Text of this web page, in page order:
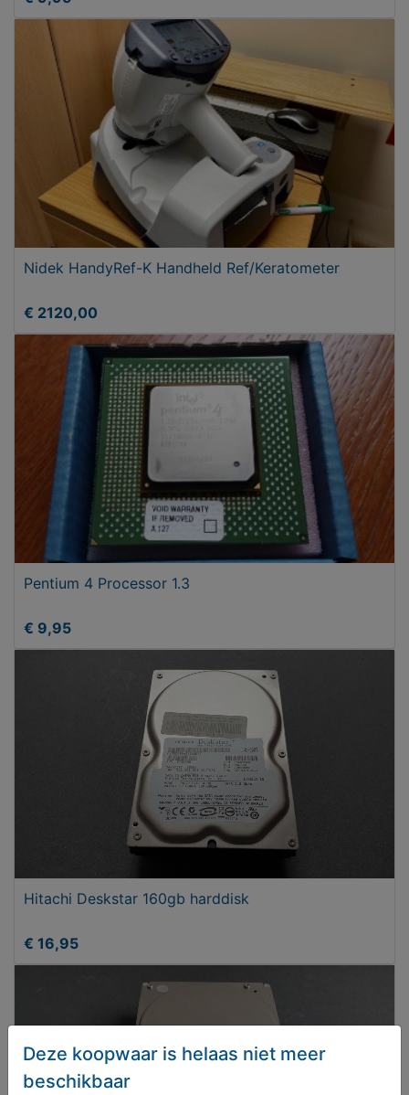
Nidek HandyRef-K Handheld Ref/Keratometer
€ 2120,00
Pentium 4 Processor 1.3
€ 9,95
Hitachi Deskstar 160gb harddisk
€ 16,95
Deze koopwaar is helaas niet meer
beschikbaar